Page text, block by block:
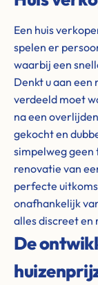
Een huis
spelen er
waarbij een
Denkt u aan
verdeeld moet
na een
gekocht en
simpelweg geen
renovatie van
perfecte
onafhankelijk
alles discreet en
De